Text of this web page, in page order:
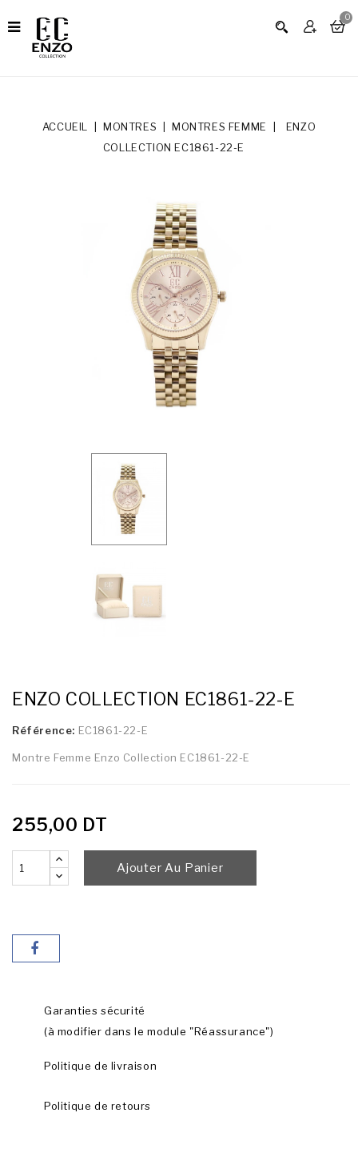
0
ACCUEIL MONTRES MONTRES FEMME
ENZO
COLLECTION EC1861-22-E
ENZO COLLECTION EC1861-22-E
Référence: EC1861-22-E
Montre Femme Enzo Collection EC1861-22-E
255,00 DT
Ajouter Au Panier
Garanties sécurité
(à modifier dans le module "Réassurance")
Politique de livraison
Politique de retours